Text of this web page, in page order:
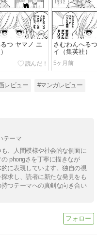
つ ヤマノ エ
さむわんへる
イ（集英社）
5ヶ月前
レビュー #マンガレビュー
テーマ
、人間模様や社会的な側面に
phongさを丁寧に描きなが
に表現しています。独自の視
求し、読者に新たな発見をも
つテーマへの真剣な向き合い